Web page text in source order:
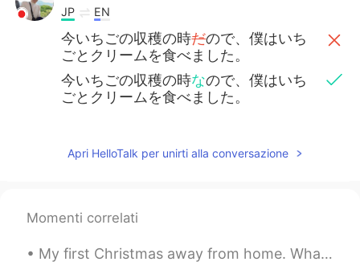
JP EN
今いちごの収穫の時だので、僕はいち
ごとクリームを食べました。
今いちごの収穫の時なので、僕はいち
ごとクリームを食べました。
Apri HelloTalk per unirti alla conversazione
Momenti correlati
My first Christmas away from home. What can I say? I'm blessed to be surrounded by people in the ...